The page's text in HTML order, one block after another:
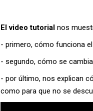
El video tutorial nos
- primero, cómo funciona
- segundo, cómo se
- por último, nos explican
como para que no se